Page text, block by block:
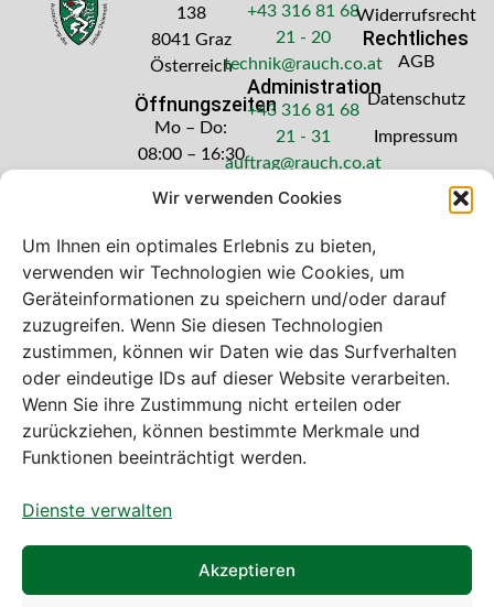
Wir verwenden Cookies
Um Ihnen ein optimales Erlebnis zu bieten,
verwenden wir Technologien wie Cookies, um
Geräteinformationen zu speichern und/oder darauf
zuzugreifen. Wenn Sie diesen Technologien
zustimmen, können wir Daten wie das Surfverhalten
oder eindeutige IDs auf dieser Website verarbeiten.
Wenn Sie ihre Zustimmung nicht erteilen oder
zurückziehen, können bestimmte Merkmale und
Funktionen beeinträchtigt werden.
Dienste verwalten
Akzeptieren
138
8041 Graz
Österreich
Öffnungszeiten
Mo – Do:
08:00 – 16:30
Freitag: 08:00
+43 316 81 68
21 - 20
technik@rauch.co.at
Administration
+43 316 81 68
21 - 31
auftrag@rauch.co.at
Widerrufsrecht
Rechtliches
AGB
Datenschutz
Impressum
Bei diesem Webshop handelt es sich um
einen B2B-Webshop
A. Rauch GmbH – Ihr Experte aus Österreich für Waagen,
Eich- & Kalibrierservice, Sprühnebel-Zerstäubungstechnik
und Lebensmittelmaschinen.
Sämtliche Angebote der A. Rauch GmbH richten sich
gewerbliche Kunden, Institutionen, Kommunen usw. aus
Österreich, Deutschland und der Schweiz (weitere Länder